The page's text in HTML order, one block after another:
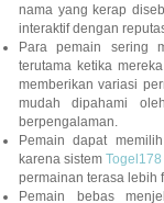
nama yang kerap
interaktif dengan
Para pemain sering
terutama ketika
memberikan variasi
mudah dipahami
berpengalaman.
Pemain dapat
karena sistemTogel178
permainan terasa lebih
Pemain bebas